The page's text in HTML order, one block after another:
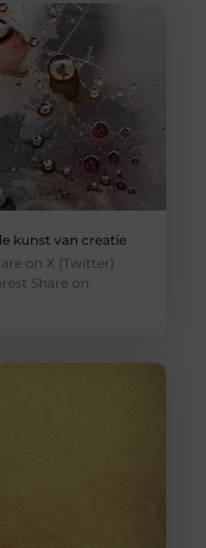
kunst van creatie
on X (Twitter)
Share on